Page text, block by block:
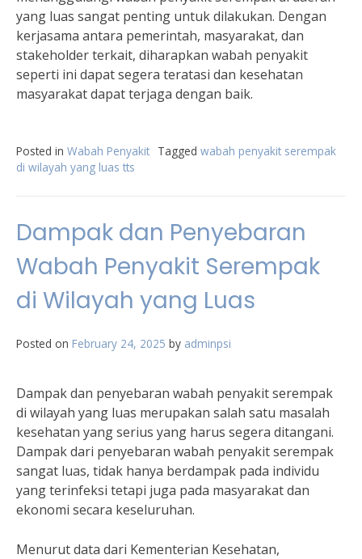
yang luas sangat penting untuk dilakukan. Dengan
kerjasama antara pemerintah, masyarakat, dan
stakeholder terkait, diharapkan wabah penyakit
seperti ini dapat segera teratasi dan kesehatan
masyarakat dapat terjaga dengan baik.
Posted in Wabah Penyakit Tagged wabah penyakit serempak
di wilayah yang luas tts
Dampak dan Penyebaran
Wabah Penyakit Serempak
di Wilayah yang Luas
Posted on February 24, 2025 by adminpsi
Dampak dan penyebaran wabah penyakit serempak
di wilayah yang luas merupakan salah satu masalah
kesehatan yang serius yang harus segera ditangani.
Dampak dari penyebaran wabah penyakit serempak
sangat luas, tidak hanya berdampak pada individu
yang terinfeksi tetapi juga pada masyarakat dan
ekonomi secara keseluruhan.
Menurut data dari Kementerian Kesehatan,